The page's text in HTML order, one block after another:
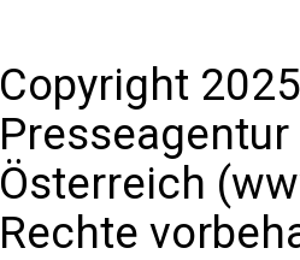
Copyright
Presseagentur
Österreich
Rechte